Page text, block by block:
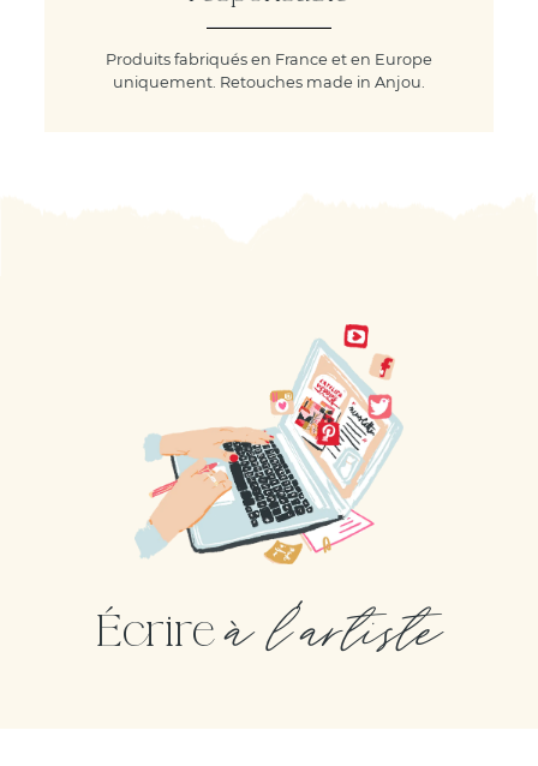
Produits fabriqués en France et en Europe
uniquement. Retouches made in Anjou.
Écrire à l'artiste